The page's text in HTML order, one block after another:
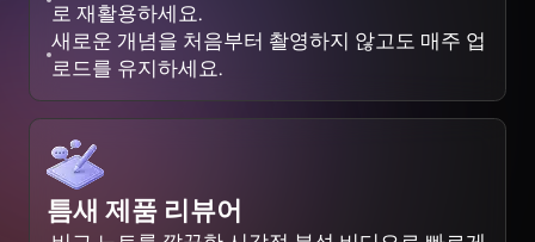
로 재활용하세요.
새로운 개념을 처음부터 촬영하지 않고도 매주 업
로드를 유지하세요.
틈새 제품 리뷰어